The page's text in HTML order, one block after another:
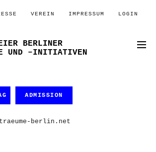
VEREIN IMPRESSUM LOGIN
BERLINER
UND –INITIATIVEN
ADMISSION
berlin.net